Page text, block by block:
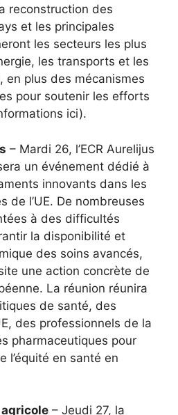
reconstruction des
et les principales
les secteurs les plus
les transports et les
en plus des mécanismes
pour soutenir les efforts
ici).
– Mardi 26, l’ECR Aurelijus
un événement dédié à
innovants dans les
de l’UE. De nombreuses
à des difficultés
la disponibilité et
des soins avancés,
une action concrète de
La réunion réunira
de santé, des
des professionnels de la
pharmaceutiques pour
l’équité en santé en
– Jeudi 27, la